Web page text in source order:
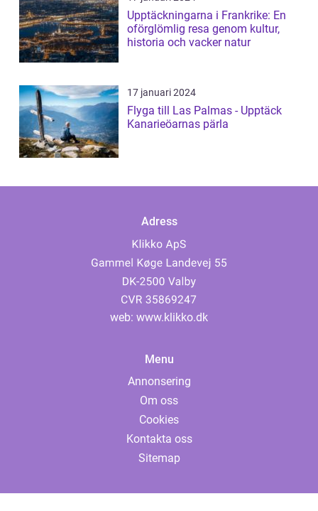
Upptäckningarna i Frankrike: En
oförglömlig resa genom kultur,
historia och vacker natur
17 januari 2024
Flyga till Las Palmas - Upptäck
Kanarieöarnas pärla
Adress
web: www.klikko.dk
Menu
Annonsering
Om oss
Cookies
Kontakta oss
Sitemap